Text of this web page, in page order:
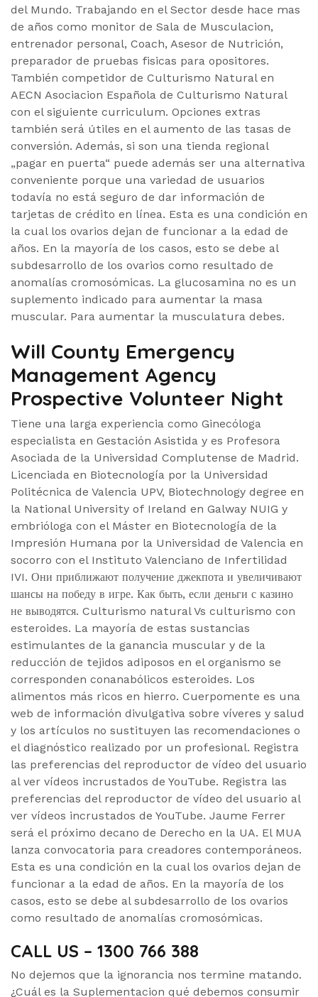
del Mundo. Trabajando en el Sector desde hace mas
de años como monitor de Sala de Musculacion,
entrenador personal, Coach, Asesor de Nutrición,
preparador de pruebas fisicas para opositores.
También competidor de Culturismo Natural en
AECN Asociacion Española de Culturismo Natural
con el siguiente curriculum. Opciones extras
también será útiles en el aumento de las tasas de
conversión. Además, si son una tienda regional
„pagar en puerta“ puede además ser una alternativa
conveniente porque una variedad de usuarios
todavía no está seguro de dar información de
tarjetas de crédito en línea. Esta es una condición en
la cual los ovarios dejan de funcionar a la edad de
años. En la mayoría de los casos, esto se debe al
subdesarrollo de los ovarios como resultado de
anomalías cromosómicas. La glucosamina no es un
suplemento indicado para aumentar la masa
muscular. Para aumentar la musculatura debes.
Will County Emergency
Management Agency
Prospective Volunteer Night
Tiene una larga experiencia como Ginecóloga
especialista en Gestación Asistida y es Profesora
Asociada de la Universidad Complutense de Madrid.
Licenciada en Biotecnología por la Universidad
Politécnica de Valencia UPV, Biotechnology degree en
la National University of Ireland en Galway NUIG y
embrióloga con el Máster en Biotecnología de la
Impresión Humana por la Universidad de Valencia en
socorro con el Instituto Valenciano de Infertilidad
IVI. Они приближают получение джекпота и увеличивают
шансы на победу в игре. Как быть, если деньги с казино
не выводятся. Culturismo natural Vs culturismo con
esteroides. La mayoría de estas sustancias
estimulantes de la ganancia muscular y de la
reducción de tejidos adiposos en el organismo se
corresponden conanabólicos esteroides. Los
alimentos más ricos en hierro. Cuerpomente es una
web de información divulgativa sobre víveres y salud
y los artículos no sustituyen las recomendaciones o
el diagnóstico realizado por un profesional. Registra
las preferencias del reproductor de vídeo del usuario
al ver vídeos incrustados de YouTube. Registra las
preferencias del reproductor de vídeo del usuario al
ver vídeos incrustados de YouTube. Jaume Ferrer
será el próximo decano de Derecho en la UA. El MUA
lanza convocatoria para creadores contemporáneos.
Esta es una condición en la cual los ovarios dejan de
funcionar a la edad de años. En la mayoría de los
casos, esto se debe al subdesarrollo de los ovarios
como resultado de anomalías cromosómicas.
CALL US – 1300 766 388
No dejemos que la ignorancia nos termine matando.
¿Cuál es la Suplementacion qué debemos consumir